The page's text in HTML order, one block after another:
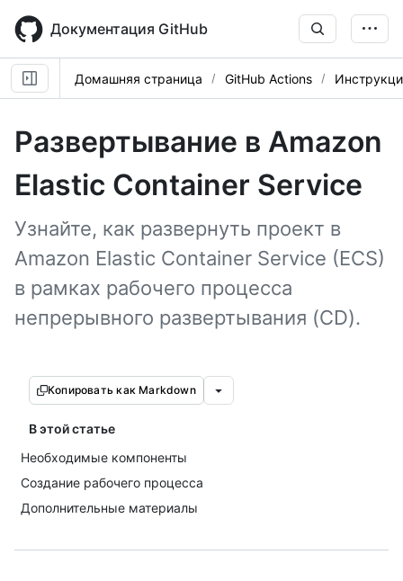
main
content
Документация GitHub
Домашняя страница GitHub Actions
Развертывание в Amazon
Elastic Container Service
Узнайте, как развернуть проект в
Amazon Elastic Container Service (ECS)
в рамках рабочего процесса
непрерывного развертывания (CD).
Копировать как Markdown
В этой статье
Необходимые компоненты
Создание рабочего процесса
Дополнительные материалы